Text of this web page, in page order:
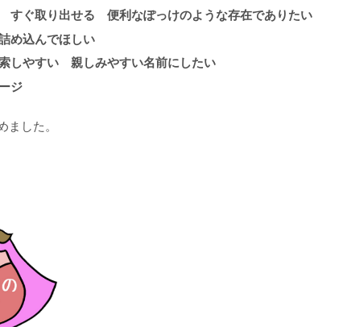
すぐ取り出せる 便利なぽっけのような存在でありたい
め込んでほしい
しやすい 親しみやすい名前にしたい
ジ
した。